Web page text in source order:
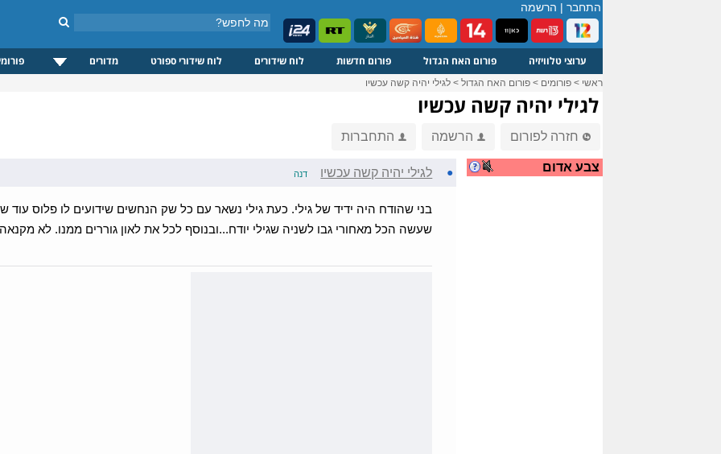
התחבר | הרשמה
ערוצי טלוויזיה פורום האח הגדול פורום חדשות לוח שידורים לוח שידורי ספורט מדורים
ראשי > פורומים > פורום האח הגדול > לגילי יהיה קשה עכשיו
לגילי יהיה קשה עכשיו
חזרה לפורום הרשמה התחברות
צבע אדום ● לגילי יהיה קשה עכשיו דנה
בני שהודח היה ידיד של גילי. כעת גילי נשאר עם כל שק הנחשים שידועים לו פלוס עוד
שעשה הכל מאחורי גבו לשניה שגילי יודח...ובנוסף לכל את לאון גוררים ממנו. לא